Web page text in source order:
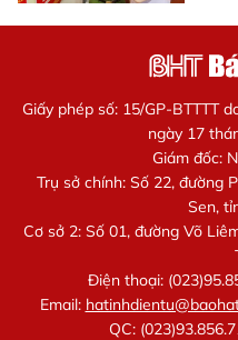
Giấy phép số: 15/GP-BTTTT
ngày 17
Giám đốc:
Trụ sở chính: Số 22, đường
Sen,
Cơ sở 2: Số 01, đường Võ
Điện thoại:
Email:
QC: